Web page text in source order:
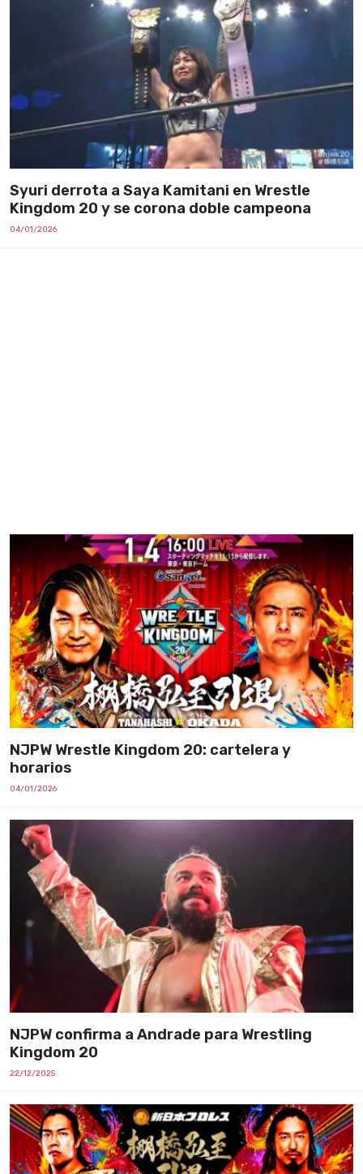
Syuri derrota a Saya Kamitani en Wrestle
Kingdom 20 y se corona doble campeona
04/01/2026
NJPW Wrestle Kingdom 20: cartelera y
horarios
04/01/2026
NJPW confirma a Andrade para Wrestling
Kingdom 20
22/12/2025